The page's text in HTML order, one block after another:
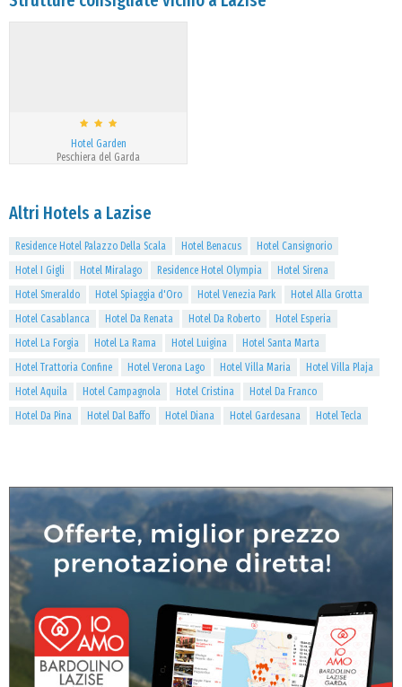
Hotel Garden
Peschiera del Garda
Altri Hotels a Lazise
Residence Hotel Palazzo Della Scala Hotel Benacus
Hotel Cansignorio
Hotel I Gigli
Hotel Miralago Residence Hotel Olympia
Hotel Sirena
Hotel Smeraldo
Hotel Spiaggia d'Oro Hotel Venezia Park
Hotel Alla Grotta
Hotel Casablanca
Hotel Da Renata Hotel Da Roberto
Hotel Esperia
Hotel La Forgia
Hotel La Rama Hotel Luigina
Hotel Santa Marta
Hotel Trattoria Confine
Hotel Verona Lago Hotel Villa Maria
Hotel Villa Plaja
Hotel Aquila
Hotel Campagnola Hotel Cristina
Hotel Da Franco
Hotel Da Pina
Hotel Dal Baffo Hotel Diana Hotel Gardesana Hotel Tecla